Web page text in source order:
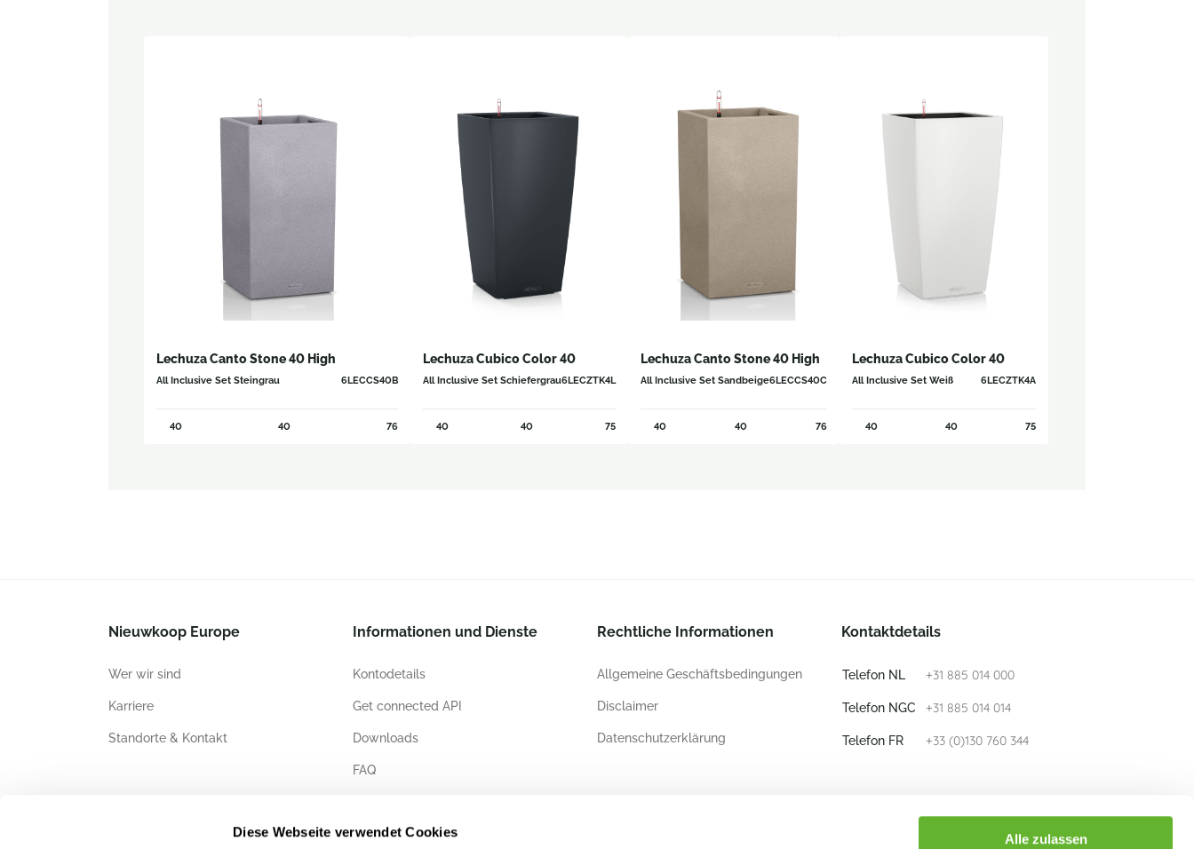
Diese Webseite verwendet Cookies Alle zulassen
Lechuza Canto Stone 40 High
All Inclusive Set Steingrau 6LECCS40B
40 40 76
Lechuza Cubico Color 40
All Inclusive Set Schiefergrau6LECZTK4L
40 40 75
Lechuza Canto Stone 40 High
All Inclusive Set Sandbeige6LECCS40C
40 40 76
Lechuza Cubico Color 40
All Inclusive Set Weiß 6LECZTK4A
40 40 75
Nieuwkoop Europe
Wer wir sind
Karriere
Standorte & Kontakt
Informationen und Dienste
Kontodetails
Get connected API
Downloads
FAQ
Rechtliche Informationen
Allgemeine Geschäftsbedingungen
Disclaimer
Datenschutzerklärung
Kontaktdetails
Telefon NL +31 885 014 000
Telefon NGC +31 885 014 014
Telefon FR +33 (0)130 760 344
info@nieuwkoop-europe.com